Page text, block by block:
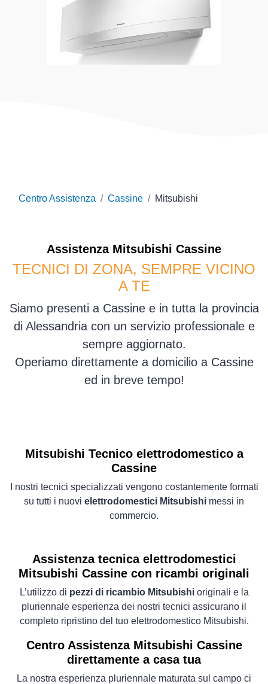
Centro Assistenza Cassine Mitsubishi
Assistenza Mitsubishi Cassine
TECNICI DI ZONA, SEMPRE VICINO
A TE
Siamo presenti a Cassine e in tutta la provincia
di Alessandria con un servizio professionale e
sempre aggiornato.
Operiamo direttamente a domicilio a Cassine
ed in breve tempo!
Mitsubishi Tecnico elettrodomestico a
Cassine
I nostri tecnici specializzati vengono costantemente formati
su tutti i nuovi elettrodomestici Mitsubishi messi in
commercio.
Assistenza tecnica elettrodomestici
Mitsubishi Cassine con ricambi originali
L’utilizzo di pezzi di ricambio Mitsubishioriginali e la
pluriennale esperienza dei nostri tecnici assicurano il
completo ripristino del tuo elettrodomestico Mitsubishi.
Centro Assistenza Mitsubishi Cassine
direttamente a casa tua
La nostra esperienza pluriennale maturata sul campo ci